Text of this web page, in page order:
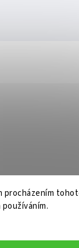
procházením